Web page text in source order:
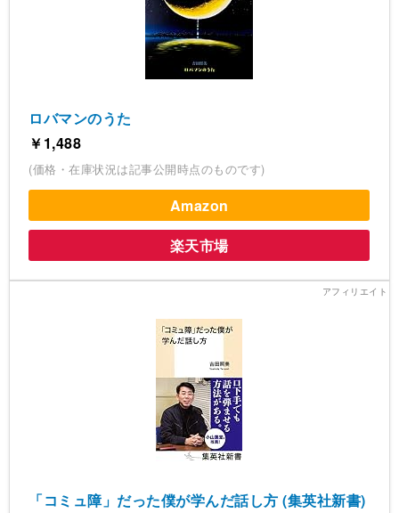
ロバマンのうた
￥1,488
(価格・在庫状況は記事公開時点のものです)
Amazon
楽天市場
「コミュ障」だった僕が学んだ話し方 (集英社新書)